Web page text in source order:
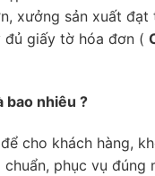
xưởng sản xuất
giấy tờ hóa đơn (
bao nhiêu ?
cho khách hàng,
phục vụ đúng